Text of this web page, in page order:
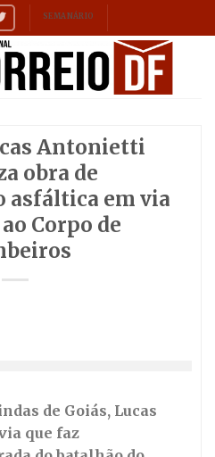
SEMANÁRIO
Antonietti
obra de
asfáltica em via
Corpo de
de Goiás, Lucas
que faz